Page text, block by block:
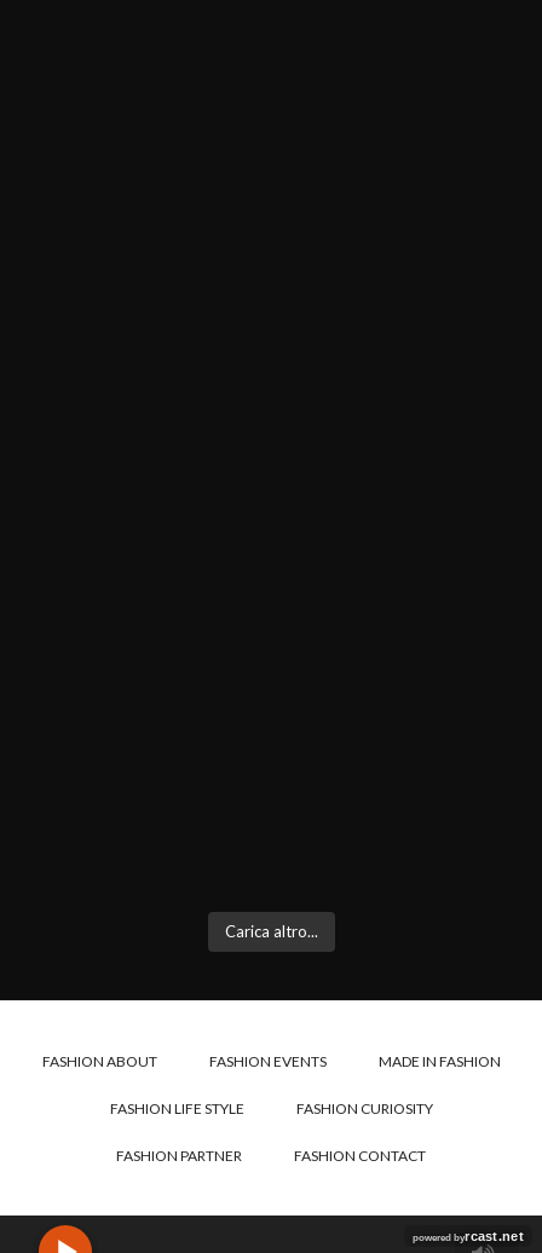
Carica altro...
FASHION ABOUT FASHION EVENTS MADE IN FASHION
FASHION LIFE STYLE FASHION CURIOSITY
FASHION PARTNER FASHION CONTACT